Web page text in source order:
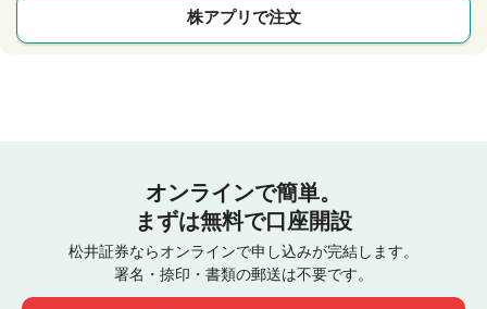
株アプリで注文
オンラインで簡単。
まずは無料で口座開設
松井証券ならオンラインで申し込みが完結します。
署名・捺印・書類の郵送は不要です。